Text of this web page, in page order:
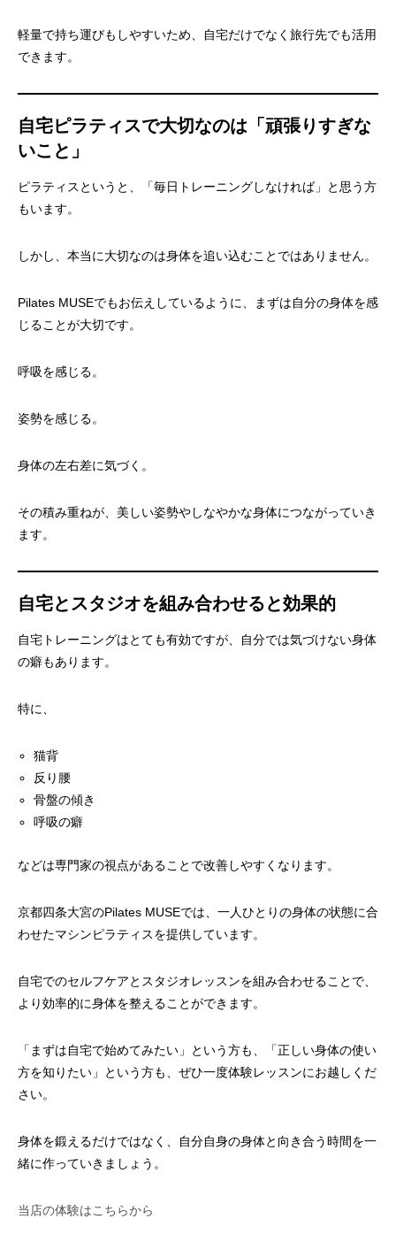
軽量で持ち運びもしやすいため、自宅だけでなく旅行先でも活用
できます。
自宅ピラティスで大切なのは「頑張りすぎな
いこと」
ピラティスというと、「毎日トレーニングしなければ」と思う方
もいます。
しかし、本当に大切なのは身体を追い込むことではありません。
Pilates MUSEでもお伝えしているように、まずは自分の身体を感
じることが大切です。
呼吸を感じる。
姿勢を感じる。
身体の左右差に気づく。
その積み重ねが、美しい姿勢やしなやかな身体につながっていき
ます。
自宅とスタジオを組み合わせると効果的
自宅トレーニングはとても有効ですが、自分では気づけない身体
の癖もあります。
特に、
猫背
反り腰
骨盤の傾き
呼吸の癖
などは専門家の視点があることで改善しやすくなります。
京都四条大宮のPilates MUSEでは、一人ひとりの身体の状態に合
わせたマシンピラティスを提供しています。
自宅でのセルフケアとスタジオレッスンを組み合わせることで、
より効率的に身体を整えることができます。
「まずは自宅で始めてみたい」という方も、「正しい身体の使い
方を知りたい」という方も、ぜひ一度体験レッスンにお越しくだ
さい。
身体を鍛えるだけではなく、自分自身の身体と向き合う時間を一
緒に作っていきましょう。
当店の体験はこちらから